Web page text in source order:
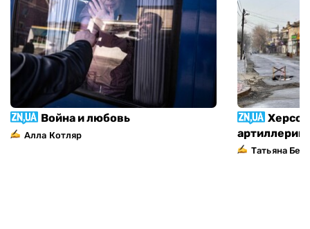
Война и любовь
Алла Котляр
Татьяна